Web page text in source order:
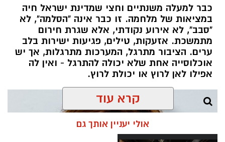
כבר למעלה משנתיים וחצי שמדינת ישראל חיה
במציאות של מלחמה. זו כבר אינה "הסלמה", לא
"סבב", לא אירוע נקודתי, אלא שגרת חירום
מתמשכת. אזעקות, טילים, פגיעות ישירות בלב
ערים. הציבור מתרגל, המערכות מתרגלות, אך יש
אוכלוסייה אחת שלא יכולה להתרגל - ואין לה
אפילו לאן לרוץ או יכולת לרוץ.
קרא עוד
אולי יעניין אותך גם